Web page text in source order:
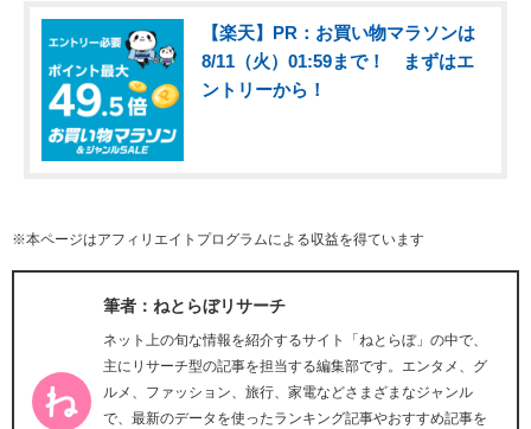
【楽天】PR：お買い物マラソンは
8/11（火）01:59まで！ まずはエ
ントリーから！
※本ページはアフィリエイトプログラムによる収益を得ています
筆者：ねとらぼリサーチ
ネット上の旬な情報を紹介するサイト「ねとらぼ」の中で、
主にリサーチ型の記事を担当する編集部です。エンタメ、グ
ルメ、ファッション、旅行、家電などさまざまなジャンル
で、最新のデータを使ったランキング記事やおすすめ記事を